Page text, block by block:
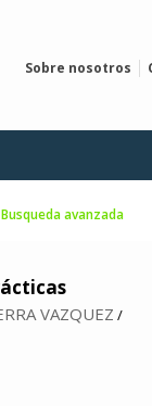
Sobre nosotros
Busqueda avanzada
VAZQUEZ /